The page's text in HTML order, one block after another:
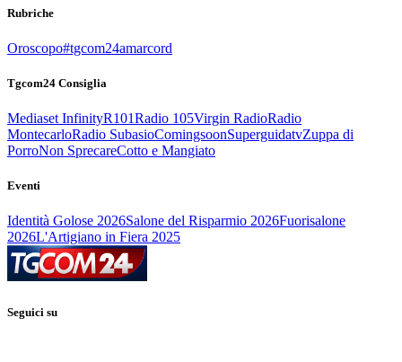
Rubriche
Oroscopo#tgcom24amarcord
Tgcom24 Consiglia
Mediaset InfinityR101Radio 105Virgin RadioRadio
MontecarloRadio SubasioComingsoonSuperguidatvZuppa di
PorroNon SprecareCotto e Mangiato
Eventi
Identità Golose 2026Salone del Risparmio 2026Fuorisalone
2026L'Artigiano in Fiera 2025
Seguici su